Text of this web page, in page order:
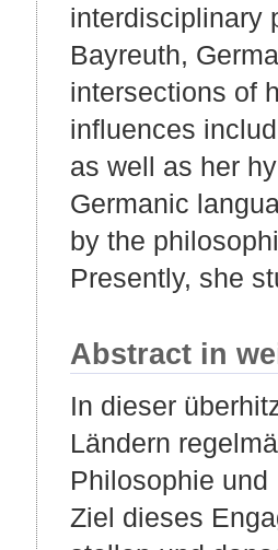
interdisciplinary
Bayreuth,
intersections of
influences
as well as her
Germanic
by the
Presently, she
Abstract in
In dieser
Ländern
Philosophie
Ziel dieses